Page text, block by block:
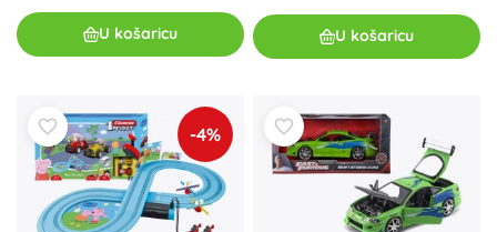
U košaricu U košaricu
-4%